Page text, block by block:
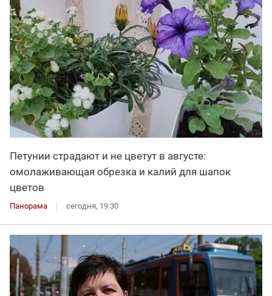
Петунии страдают и не цветут в августе:
омолаживающая обрезка и калий для шапок
цветов
Панорама сегодня, 19:30